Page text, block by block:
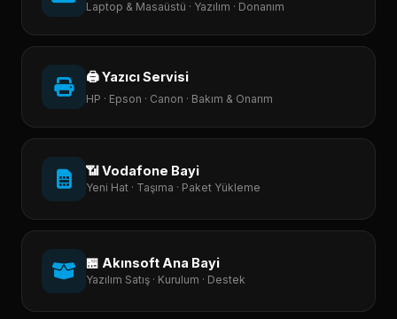
Laptop & Masaüstü · Yazılım · Donanım
🖨️ Yazıcı Servisi
HP · Epson · Canon · Bakım & Onarım
📶 Vodafone Bayi
Yeni Hat · Taşıma · Paket Yükleme
🏪 Akınsoft Ana Bayi
Yazılım Satış · Kurulum · Destek